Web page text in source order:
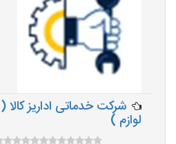
شرکت خدماتی اداریز
لوازم )